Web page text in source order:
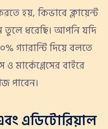
হয়, কিভাবে ক্লায়েন্ট
তুলে ধরেছি। আপনি যদি
গ্যারান্টি দিয়ে বলতে
মার্কেপ্লেসের বাইরে
পাবেন।
এডিটোরিয়াল